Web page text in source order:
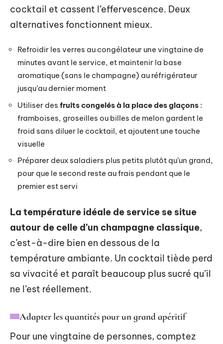
cocktail et cassent l’effervescence. Deux
alternatives fonctionnent mieux.
Refroidir les verres au congélateur une vingtaine de
minutes avant le service, et maintenir la base
aromatique (sans le champagne) au réfrigérateur
jusqu’au dernier moment
Utiliser des fruits congelés à la place des glaçons :
framboises, groseilles ou billes de melon gardent le
froid sans diluer le cocktail, et ajoutent une touche
visuelle
Préparer deux saladiers plus petits plutôt qu’un grand,
pour que le second reste au frais pendant que le
premier est servi
La température idéale de service se situe
autour de celle d’un champagne classique,
c’est-à-dire bien en dessous de la
température ambiante. Un cocktail tiède perd
sa vivacité et paraît beaucoup plus sucré qu’il
ne l’est réellement.
Adapter les quantités pour un grand apéritif
Pour une vingtaine de personnes, comptez